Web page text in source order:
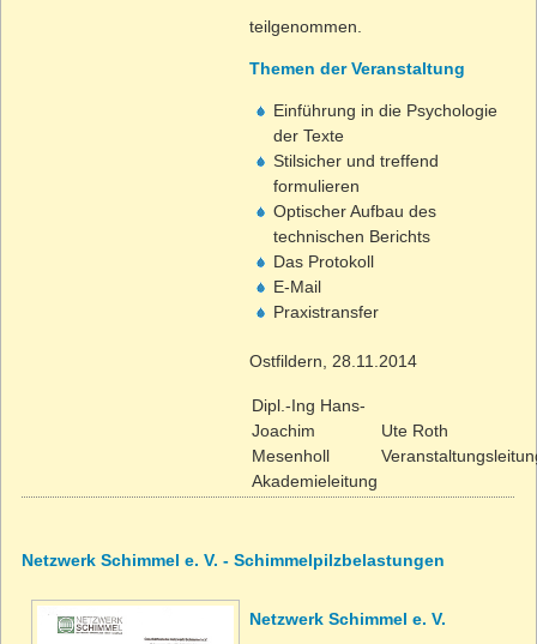
teilgenommen.
Themen der Veranstaltung
Einführung in die Psychologie
der Texte
Stilsicher und treffend
formulieren
Optischer Aufbau des
technischen Berichts
Das Protokoll
E-Mail
Praxistransfer
Ostfildern, 28.11.2014
Dipl.-Ing Hans-
Joachim
Mesenholl
Akademieleitung
Ute Roth
Netzwerk Schimmel e. V. -Schimmelpilzbelastungen
Netzwerk Schimmel e. V.